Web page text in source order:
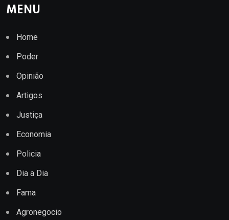
MENU
Home
Poder
Opinião
Artigos
Justiça
Economia
Policia
Dia a Dia
Fama
Agronegocio